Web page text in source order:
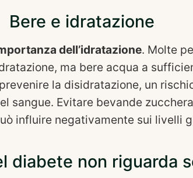
Bere e idratazione
dell’idratazione. Molte
ma bere acqua a
la disidratazione, un
sangue. Evitare bevande
influire negativamente sui livelli
diabete non riguarda